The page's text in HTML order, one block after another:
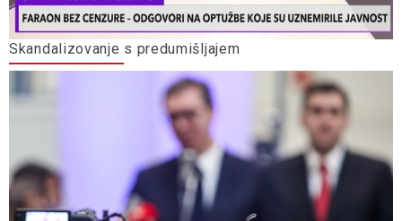
Skandalizovanje s predumišljajem